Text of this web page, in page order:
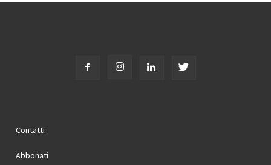
Contatti
Abbonati